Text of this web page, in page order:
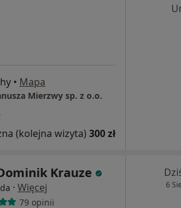
• Mapa
Mierzwy sp. z o.o.
(kolejna wizyta) 300 zł
Krauze
· Więcej
79 opinii
6 Sie